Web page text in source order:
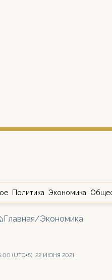
Политика Экономика
Главная/Экономика
(UTC+5), 22 ИЮНЯ 2021